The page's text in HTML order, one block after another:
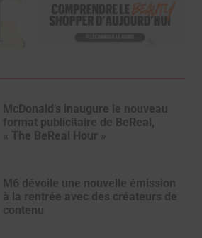
McDonald’s inaugure le nouveau
format publicitaire de BeReal,
« The BeReal Hour »
M6 dévoile une nouvelle émission
à la rentrée avec des créateurs de
contenu